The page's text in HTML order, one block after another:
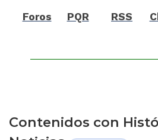
Foros PQR RSS
Contenidos con